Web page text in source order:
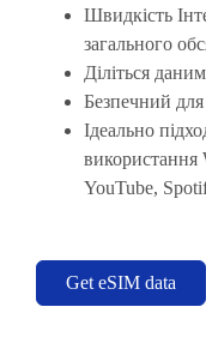
⁠Швидкість
загального
Діліться
Безпечний
Ідеально
використання
YouTube,
Get eSIM data